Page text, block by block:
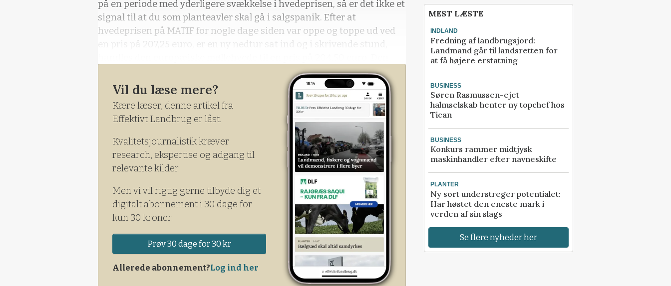
på en periode med yderligere svækkelse i hvedeprisen, så er det ikke et
signal til at du som planteavler skal gå i salgspanik. Efter at
hvedeprisen på MATIF for nogle dage siden var oppe og toppe ud ved
en pris på 207,25 euro, er en ny nedtur sat ind og i skrivende stund,
Vil du læse mere?
Kære læser, denne artikel fra
Effektivt Landbrug er låst.
Kvalitetsjournalistik kræver
research, ekspertise og adgang til
relevante kilder.
Men vi vil rigtig gerne tilbyde dig et
digitalt abonnement i 30 dage for
kun 30 kroner.
Prøv 30 dage for 30 kr
Allerede abonnement?Log ind her
MEST LÆSTE
INDLAND
Fredning af landbrugsjord:
Landmand går til landsretten for
at få højere erstatning
BUSINESS
Søren Rasmussen-ejet
halmselskab henter ny topchef hos
Tican
BUSINESS
Konkurs rammer midtjysk
maskinhandler efter navneskifte
PLANTER
Ny sort understreger potentialet:
Har høstet den eneste mark i
verden af sin slags
Se flere nyheder her